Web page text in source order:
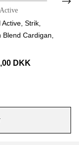
Active, Strik,
Blend Cardigan,
DKK